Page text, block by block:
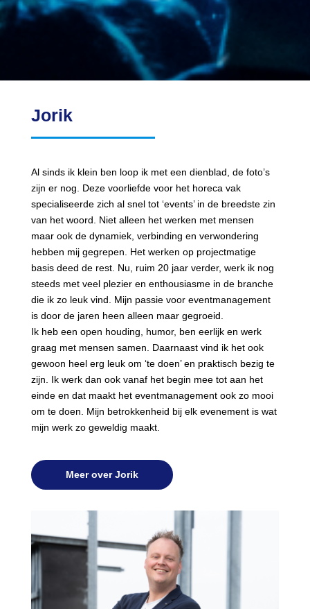
Jorik
Al sinds ik klein ben loop ik met een dienblad, de foto’s
zijn er nog. Deze voorliefde voor het horeca vak
specialiseerde zich al snel tot ‘events’ in de breedste zin
van het woord. Niet alleen het werken met mensen
maar ook de dynamiek, verbinding en verwondering
hebben mij gegrepen. Het werken op projectmatige
basis deed de rest. Nu, ruim 20 jaar verder, werk ik nog
steeds met veel plezier en enthousiasme in de branche
die ik zo leuk vind. Mijn passie voor eventmanagement
is door de jaren heen alleen maar gegroeid.
Ik heb een open houding, humor, ben eerlijk en werk
graag met mensen samen. Daarnaast vind ik het ook
gewoon heel erg leuk om ‘te doen’ en praktisch bezig te
zijn. Ik werk dan ook vanaf het begin mee tot aan het
einde en dat maakt het eventmanagementook zo mooi
om te doen. Mijn betrokkenheid bij elk evenement is wat
mijn werk zo geweldig maakt.
Meer over Jorik